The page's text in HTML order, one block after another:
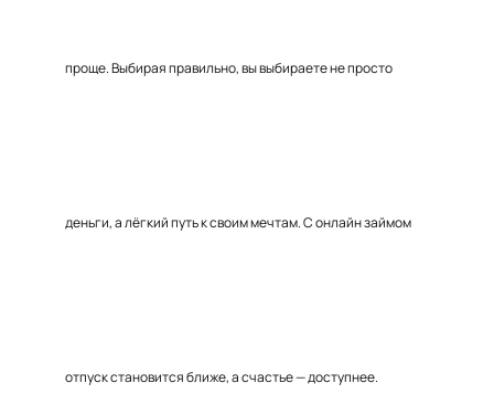
проще. Выбирая правильно, вы выбираете не просто
деньги, а лёгкий путь к своим мечтам. С онлайн займом
отпуск становится ближе, а счастье — доступнее.